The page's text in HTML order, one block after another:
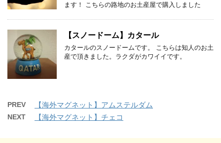
ます！ こちらの路地のお土産屋で購入しました
【スノードーム】カタール
カタールのスノードームです。 こちらは知人のお土
産で頂きました。ラクダがカワイイです。
PREV 【海外マグネット】アムステルダム
NEXT 【海外マグネット】チェコ